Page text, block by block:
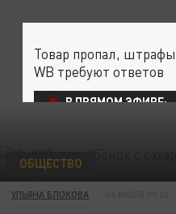
ОБЩЕСТВО
УЛЬЯНА БЛОКОВА
Товар пропал,
WB требуют ответов
В ПРЯМОМ ЭФИРЕ: